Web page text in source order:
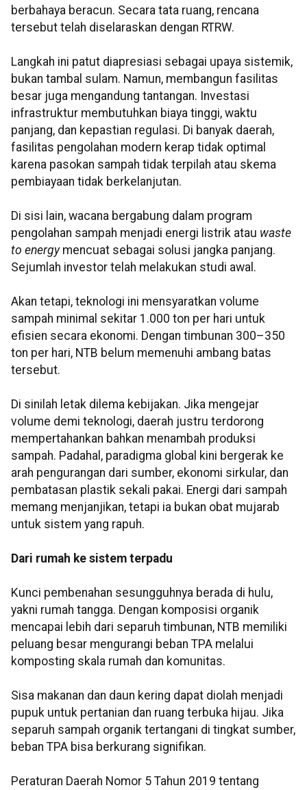
berbahaya beracun. Secara tata ruang, rencana
tersebut telah diselaraskan dengan RTRW.
Langkah ini patut diapresiasi sebagai upaya sistemik,
bukan tambal sulam. Namun, membangun fasilitas
besar juga mengandung tantangan. Investasi
infrastruktur membutuhkan biaya tinggi, waktu
panjang, dan kepastian regulasi. Di banyak daerah,
fasilitas pengolahan modern kerap tidak optimal
karena pasokan sampah tidak terpilah atau skema
pembiayaan tidak berkelanjutan.
Di sisi lain, wacana bergabung dalam program
pengolahan sampah menjadi energi listrik atau waste
to energymencuat sebagai solusi jangka panjang.
Sejumlah investor telah melakukan studi awal.
Akan tetapi, teknologi ini mensyaratkan volume
sampah minimal sekitar 1.000 ton per hari untuk
efisien secara ekonomi. Dengan timbunan 300–350
ton per hari, NTB belum memenuhi ambang batas
tersebut.
Di sinilah letak dilema kebijakan. Jika mengejar
volume demi teknologi, daerah justru terdorong
mempertahankan bahkan menambah produksi
sampah. Padahal, paradigma global kini bergerak ke
arah pengurangan dari sumber, ekonomi sirkular, dan
pembatasan plastik sekali pakai. Energi dari sampah
memang menjanjikan, tetapi ia bukan obat mujarab
untuk sistem yang rapuh.
Dari rumah ke sistem terpadu
Kunci pembenahan sesungguhnya berada di hulu,
yakni rumah tangga. Dengan komposisi organik
mencapai lebih dari separuh timbunan, NTB memiliki
peluang besar mengurangi beban TPA melalui
komposting skala rumah dan komunitas.
Sisa makanan dan daun kering dapat diolah menjadi
pupuk untuk pertanian dan ruang terbuka hijau. Jika
separuh sampah organik tertangani di tingkat sumber,
beban TPA bisa berkurang signifikan.
Peraturan Daerah Nomor 5 Tahun 2019 tentang